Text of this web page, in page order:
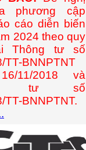
phương cập
cáo diễn biến
2024 theo quy
Thông tư số
TT-BNNPTNT
11/2018 và
tư số
TT-BNNPTNT.